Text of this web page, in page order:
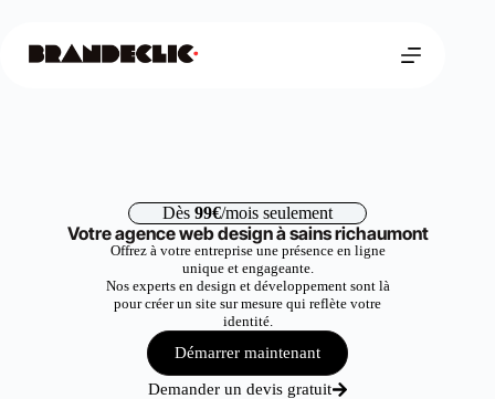
Dès 99€/mois seulement
Votre agence web design à sains richaumont
Offrez à votre entreprise une présence en ligne
unique et engageante.
Nos experts en design et développement sont là
pour créer un site sur mesure qui reflète votre
identité.
Démarrer maintenant
Demander un devis gratuit